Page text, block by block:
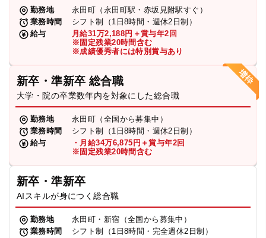
勤務地
永田町（永田町駅・赤坂見附駅すぐ）
業務時間
シフト制（1日8時間・週休2日制）
給与
月給31万2,188円＋賞与年2回
※固定残業20時間含む
※成績優秀者には特別賞与あり
新卒・準新卒 総合職
大学・院の卒業数年内を対象にした総合職
勤務地
永田町（全国から募集中）
業務時間
シフト制（1日8時間・週休2日制）
給与
・月給34万6,875円＋賞与年2回
※固定残業20時間含む
新卒・準新卒
AIスキルが身につく総合職
勤務地
永田町・新宿（全国から募集中）
業務時間
シフト制（1日8時間・完全週休2日制）